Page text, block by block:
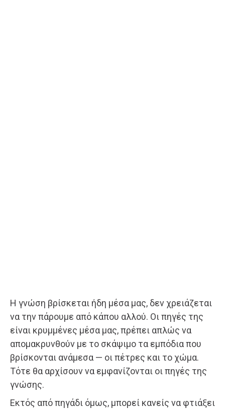
Η γνώση βρίσκεται ήδη μέσα μας, δεν χρειάζεται
να την πάρουμε από κάπου αλλού. Οι πηγές της
είναι κρυμμένες μέσα μας, πρέπει απλώς να
απομακρυνθούν με το σκάψιμο τα εμπόδια που
βρίσκονται ανάμεσα — οι πέτρες και το χώμα.
Τότε θα αρχίσουν να εμφανίζονται οι πηγές της
γνώσης.
Εκτός από πηγάδι όμως, μπορεί κανείς να φτιάξει